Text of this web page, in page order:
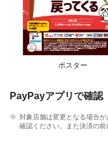
ポスター
PayPayアプリで確認
対象店舗は変更となる場合
確認ください。また決済の前